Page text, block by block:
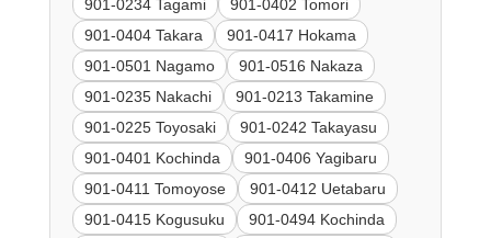
901-0234 Tagami
901-0402 Tomori
901-0404 Takara
901-0417 Hokama
901-0501 Nagamo
901-0516 Nakaza
901-0235 Nakachi
901-0213 Takamine
901-0225 Toyosaki
901-0242 Takayasu
901-0401 Kochinda
901-0406 Yagibaru
901-0411 Tomoyose
901-0412 Uetabaru
901-0415 Kogusuku
901-0494 Kochinda